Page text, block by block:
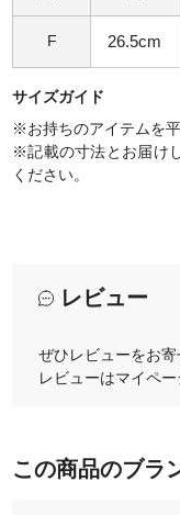
F 26.5cm
サイズガイド
※お持ちのアイテムを
※記載の寸法とお届け
ください。
レビュー
ぜひレビューをお寄
レビューはマイペ
この商品のブラ